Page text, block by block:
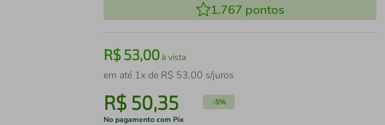
1.767 pontos
R$53,00à vista
em até 1x de R$ 53,00 s/juros
R$ 50,35 -5%
No pagamento com Pix